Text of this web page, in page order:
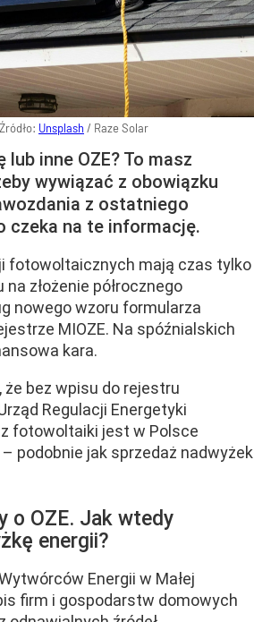
Unsplash / Raze Solar
inne OZE? To masz
wywiązać z obowiązku
z ostatniego
czeka na te informację.
fotowoltaicznych mają czas tylko
złożenie półrocznego
nowego wzoru formularza
MIOZE. Na spóźnialskich
kara.
bez wpisu do rejestru
Regulacji Energetyki
fotowoltaiki jest w Polsce
podobnie jak sprzedaż nadwyżek
o OZE. Jak wtedy
energii?
Energii w Małej
firm i gospodarstw domowych